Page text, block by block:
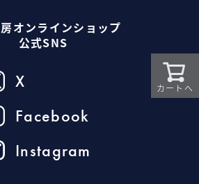
カートへ
オンラインショップ
公式SNS
X
Facebook
Instagram